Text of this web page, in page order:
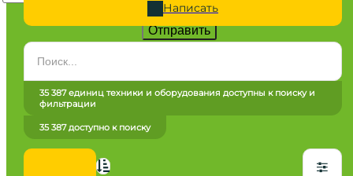
Написать
Марка
Все марки
35 387 единиц техники и оборудования доступны к поиску и
фильтрации
35 387 доступно к поиску
Отправить